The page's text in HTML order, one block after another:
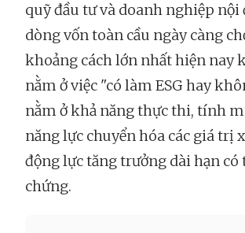
quỹ đầu tư và doanh nghiệp nội
dòng vốn toàn cầu ngày càng
khoảng cách lớn nhất hiện nay
nằm ở việc "có làm ESG hay
nằm ở khả năng thực thi, tính
năng lực chuyển hóa các giá trị
động lực tăng trưởng dài hạn có
chứng.